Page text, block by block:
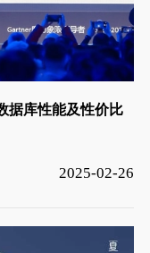
据库性能及性价比
2025-02-26